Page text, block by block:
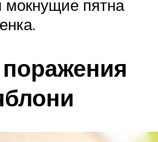
мокнущие пятна